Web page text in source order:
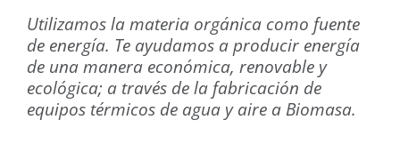
Analisis y Opinión
Contacto
Utilizamos la materia orgánica como fuente
de energía. Te ayudamos a producir energía
de una manera económica, renovable y
ecológica; a través de la fabricación de
equipos térmicos de agua y aire a Biomasa.